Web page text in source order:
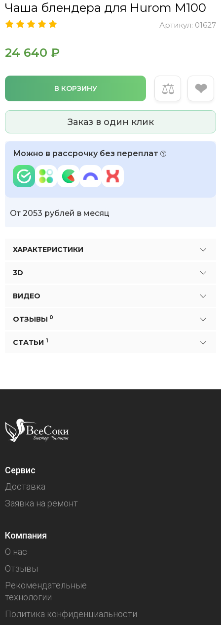
Чаша блендера для Hurom M100
Артикул: 01627
24 640 ₽
В КОРЗИНУ ⚖ ❤
Заказ в один клик
Можно в рассрочку без переплат
От 2053 рублей в месяц
ХАРАКТЕРИСТИКИ
3D
ВИДЕО
ОТЗЫВЫ 0
СТАТЬИ 1
Сервис
Доставка
Заявка на ремонт
Компания
О нас
Отзывы
Рекомендательные
технологии
Политика конфиденциальности